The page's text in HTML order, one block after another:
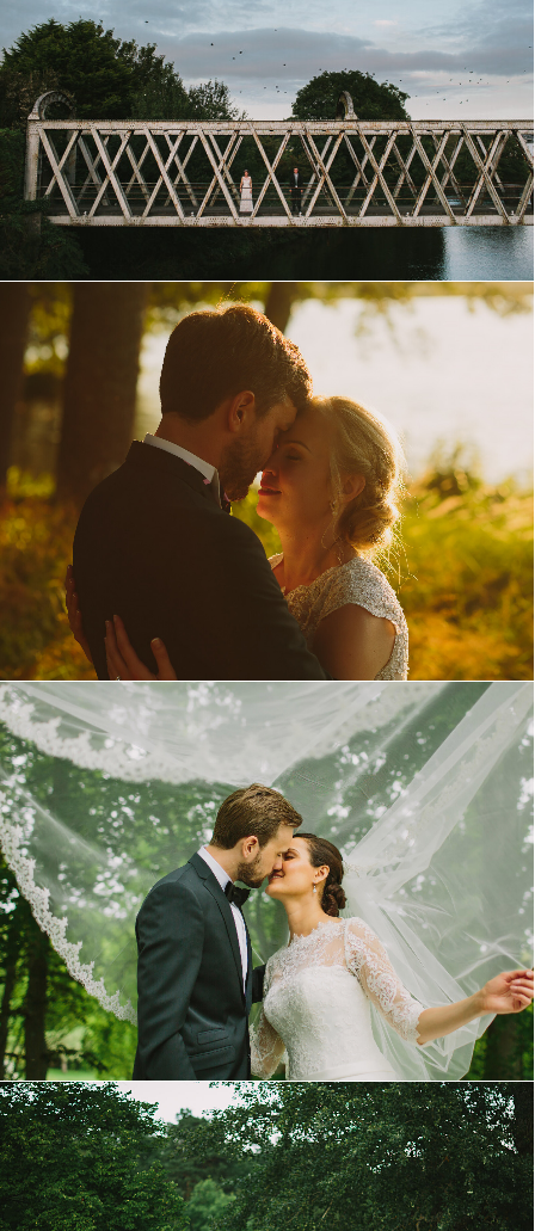
Ireland Wedding
Elegant herrgårdsbröllop på Ekerö
Tina & Dag gifte sig på Bergendal i Sollentuna
utanför Stockholm